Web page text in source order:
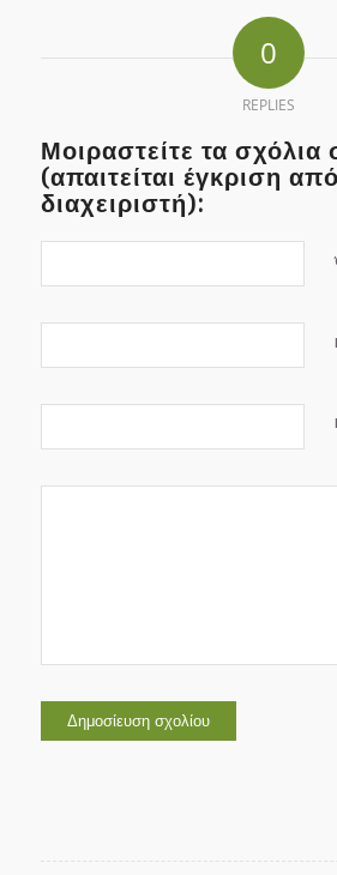
0
REPLIES
Μοιραστείτε τα σχόλια
(απαιτείται έγκριση
διαχειριστή):